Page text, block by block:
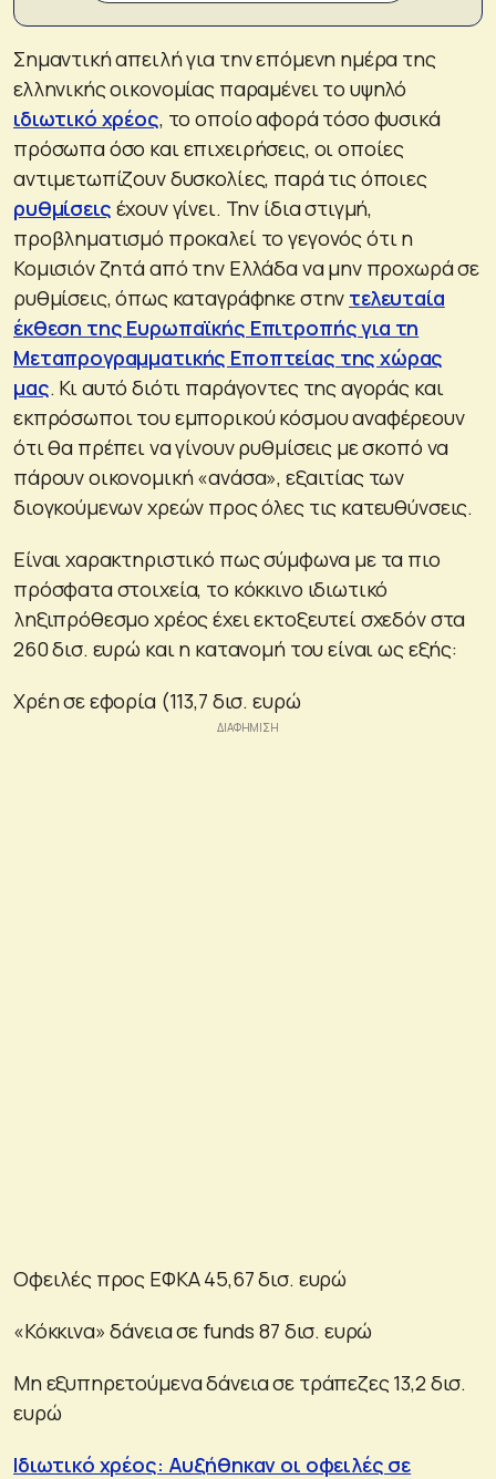
Σημαντική απειλή για την επόμενη ημέρα της
ελληνικής οικονομίας παραμένει το υψηλό
ιδιωτικό χρέος, το οποίο αφορά τόσο φυσικά
πρόσωπα όσο και επιχειρήσεις, οι οποίες
αντιμετωπίζουν δυσκολίες, παρά τις όποιες
ρυθμίσεις έχουν γίνει. Την ίδια στιγμή,
προβληματισμό προκαλεί το γεγονός ότι η
Κομισιόν ζητά από την Ελλάδα να μην προχωρά σε
ρυθμίσεις, όπως καταγράφηκε στην τελευταία
έκθεση της Ευρωπαϊκής Επιτροπής για τη
Μεταπρογραμματικής Εποπτείας της χώρας
μας. Κι αυτό διότι παράγοντες της αγοράς και
εκπρόσωποι του εμπορικού κόσμου αναφέρεουν
ότι θα πρέπει να γίνουν ρυθμίσεις με σκοπό να
πάρουν οικονομική «ανάσα», εξαιτίας των
διογκούμενων χρεών προς όλες τις κατευθύνσεις.
Είναι χαρακτηριστικό πως σύμφωνα με τα πιο
πρόσφατα στοιχεία, το κόκκινο ιδιωτικό
ληξιπρόθεσμο χρέος έχει εκτοξευτεί σχεδόν στα
260 δισ. ευρώ και η κατανομή του είναι ως εξής:
Χρέη σε εφορία (113,7 δισ. ευρώ
Οφειλές προς ΕΦΚΑ 45,67 δισ. ευρώ
«Κόκκινα» δάνεια σε funds 87 δισ. ευρώ
Μη εξυπηρετούμενα δάνεια σε τράπεζες 13,2 δισ.
ευρώ
Ιδιωτικό χρέος: Αυξήθηκαν οι οφειλές σε